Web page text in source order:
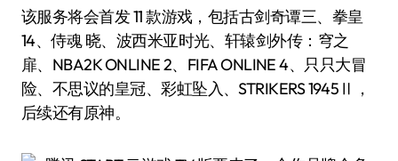
该服务将会首发 11 款游戏，包括古剑奇谭三、拳皇
14、侍魂 晓、波西米亚时光、轩辕剑外传：穹之
扉、NBA2K ONLINE 2、FIFA ONLINE 4、只只大冒
险、不思议的皇冠、彩虹坠入、STRIKERS 1945Ⅱ，
后续还有原神。